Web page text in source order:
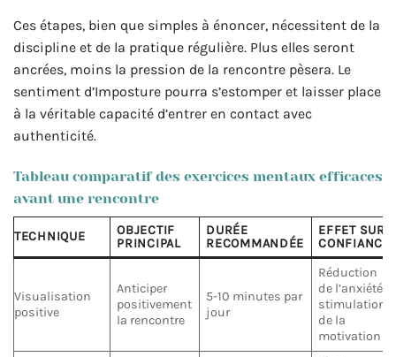
Ces étapes, bien que simples à énoncer, nécessitent de la
discipline et de la pratique régulière. Plus elles seront
ancrées, moins la pression de la rencontre pèsera. Le
sentiment d’Imposture pourra s’estomper et laisser place
à la véritable capacité d’entrer en contact avec
authenticité.
Tableau comparatif des exercices mentaux efficaces
avant une rencontre
TECHNIQUE
OBJECTIF
PRINCIPAL
DURÉE
RECOMMANDÉE
EFFET SUR
CONFIANCE
Visualisation
positive
Anticiper
positivement
la rencontre
5-10 minutes par
jour
Réduction
de l’anxiété,
stimulation
de la
motivation